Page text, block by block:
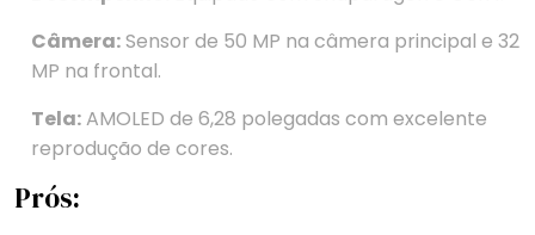
Câmera:Sensor de 50 MP na câmera principal e 32
MP na frontal.
Tela:AMOLED de 6,28 polegadas com excelente
reprodução de cores.
Prós: